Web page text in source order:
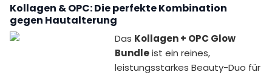
Kollagen & OPC: Die perfekte Kombination
gegen Hautalterung
Das Kollagen + OPC Glow
Bundleist ein reines,
leistungsstarkes Beauty-Duo für